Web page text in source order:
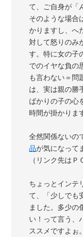
て、ご自身が「
そのような場合
かりますし、へ
対して怒りのみ
す。特に女の子
でのイヤな負の
も言わない＝問
は、実は親の勝
ばかりの子の心
時間が掛かりま
全然関係ないの
品が気になって
（リンク先はＰ
ちょっとインテ
て、「少しでも
ました。多少の
い！って言う、
ススメですよぉ。